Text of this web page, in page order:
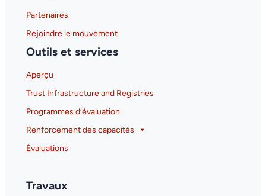
Partenaires
Rejoindre le mouvement
Outils et services
Aperçu
Trust Infrastructure and Registries
Programmes d’évaluation
Renforcement des capacités
Évaluations
Travaux